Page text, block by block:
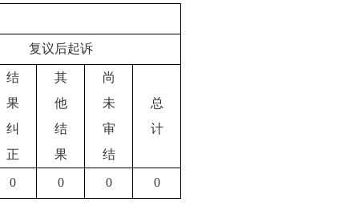
复议后起诉
结
果
纠
正
其
他
结
果
尚
未
审
结
总
计
0 0 0 0